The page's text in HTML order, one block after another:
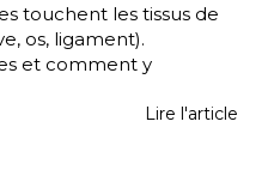
touchent les tissus de
os, ligament).
et comment y
Lire l'article